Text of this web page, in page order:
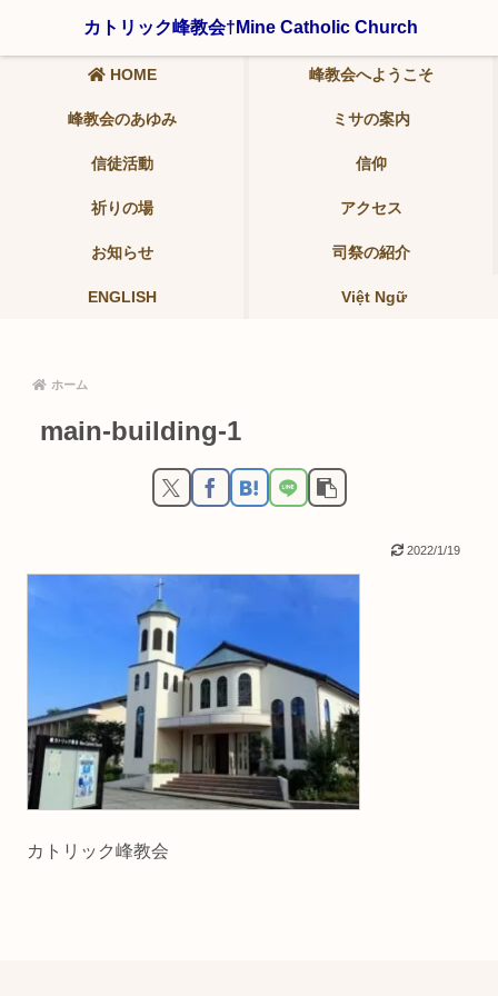
HOME 峰教会へようこそ
峰教会のあゆみ ミサの案内
信徒活動 信仰
祈りの場 アクセス
お知らせ 司祭の紹介
ENGLISH Việt Ngữ
ホーム
main-building-1
2022/1/19
カトリック峰教会
カトリック峰教会†Mine Catholic Church